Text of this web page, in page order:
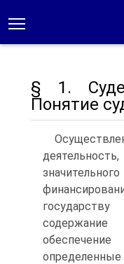
§ 1.
Понятие
определенные